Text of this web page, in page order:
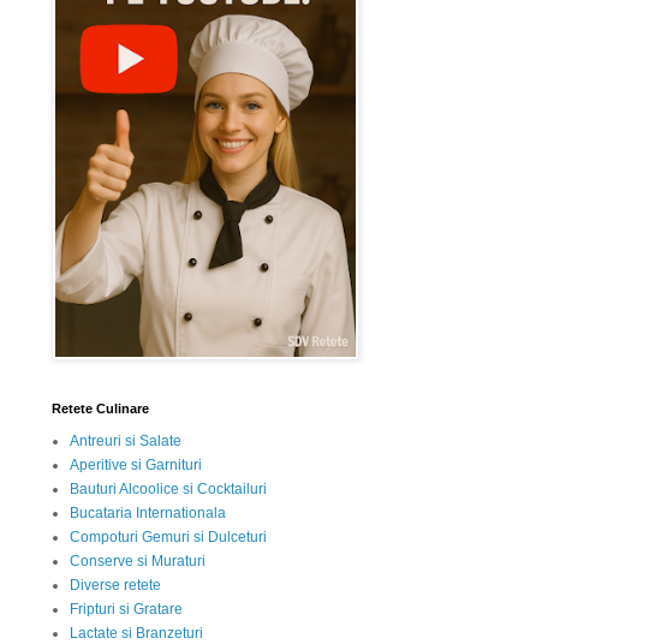
Retete Culinare
Antreuri si Salate
Aperitive si Garnituri
Bauturi Alcoolice si Cocktailuri
Bucataria Internationala
Compoturi Gemuri si Dulceturi
Conserve si Muraturi
Diverse retete
Fripturi si Gratare
Lactate si Branzeturi